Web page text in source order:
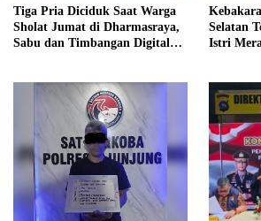
Tiga Pria Diciduk Saat Warga
Sholat Jumat di Dharmasraya,
Sabu dan Timbangan Digital
Selatan
Istri